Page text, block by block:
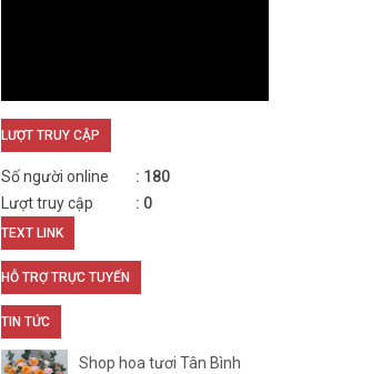
LƯỢT TRUY CẬP
Số người online
180
Lượt truy cập
0
TEXT LINK
HỖ TRỢ TRỰC TUYẾN
TIN TỨC
Shop hoa tươi Tân Bình